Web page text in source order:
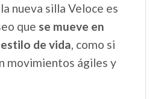
nueva silla Veloce es
que se mueve en
de vida, como si
movimientos ágiles y